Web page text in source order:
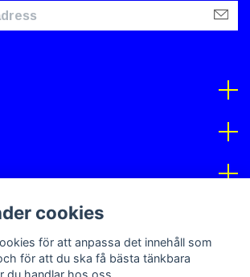
cookies
för att anpassa det innehåll som
för att du ska få bästa tänkbara
du handlar hos oss.